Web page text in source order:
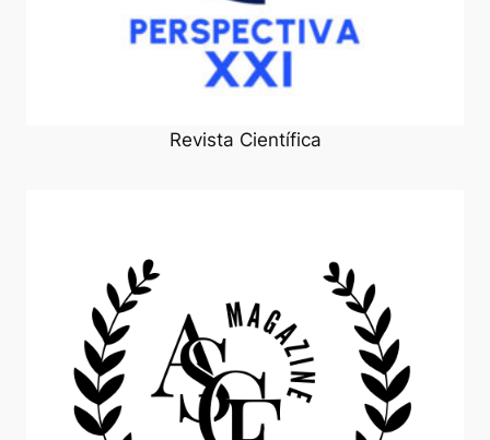
Revista Científica